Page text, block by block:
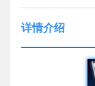
详情介绍